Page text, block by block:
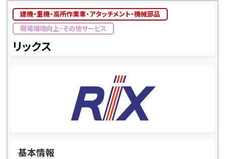
建機・重機・高所作業車・アタッチメント・機械部品
現場環境向上・その他サービス
リックス
基本情報